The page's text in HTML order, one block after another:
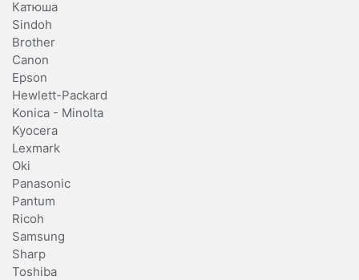
Катюша
Sindoh
Brother
Canon
Epson
Hewlett-Packard
Konica - Minolta
Kyocera
Lexmark
Oki
Panasonic
Pantum
Ricoh
Samsung
Sharp
Toshiba